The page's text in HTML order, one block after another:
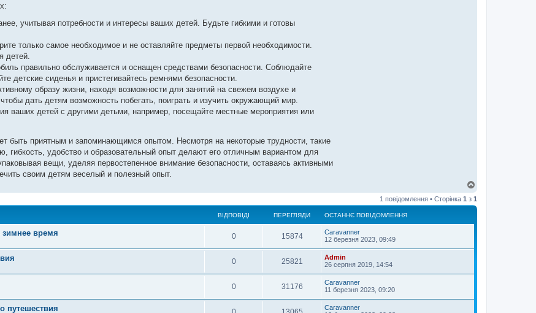
учитывая потребности и интересы ваших детей. Будьте гибкими и готовы
только самое необходимое и не оставляйте предметы первой необходимости.
детей.
правильно обслуживается и оснащен средствами безопасности. Соблюдайте
детские сиденья и пристегивайтесь ремнями безопасности.
образу жизни, находя возможности для занятий на свежем воздухе и
дать детям возможность побегать, поиграть и изучить окружающий мир.
ваших детей с другими детьми, например, посещайте местные мероприятия или
быть приятным и запоминающимся опытом. Несмотря на некоторые трудности, такие
гибкость, удобство и образовательный опыт делают его отличным вариантом для
вещи, уделяя первостепенное внимание безопасности, оставаясь активными
своим детям веселый и полезный опыт.
г
о
1 повідомлення • Сторінка 1 з 1
ВІДПОВІДІ ПЕРЕГЛЯДИ ОСТАННЄ ПОВІДОМЛЕННЯ
зимнее время 0 15874
Caravanner
12 березня 2023, 09:49
0 25821
Admin
26 серпня 2019, 14:54
0 31176
Caravanner
11 березня 2023, 09:20
путешествия
Caravanner